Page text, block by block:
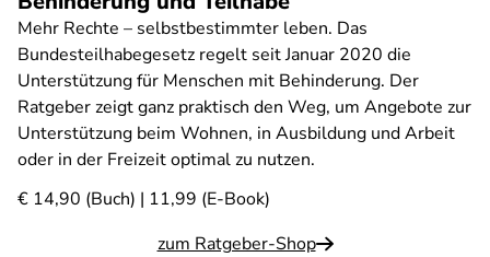
Mehr Rechte – selbstbestimmter leben. Das
Bundesteilhabegesetz regelt seit Januar 2020 die
Unterstützung für Menschen mit Behinderung. Der
Ratgeber zeigt ganz praktisch den Weg, um Angebote zur
Unterstützung beim Wohnen, in Ausbildung und Arbeit
oder in der Freizeit optimal zu nutzen.
€ 14,90 (Buch) | 11,99 (E-Book)
zum Ratgeber-Shop